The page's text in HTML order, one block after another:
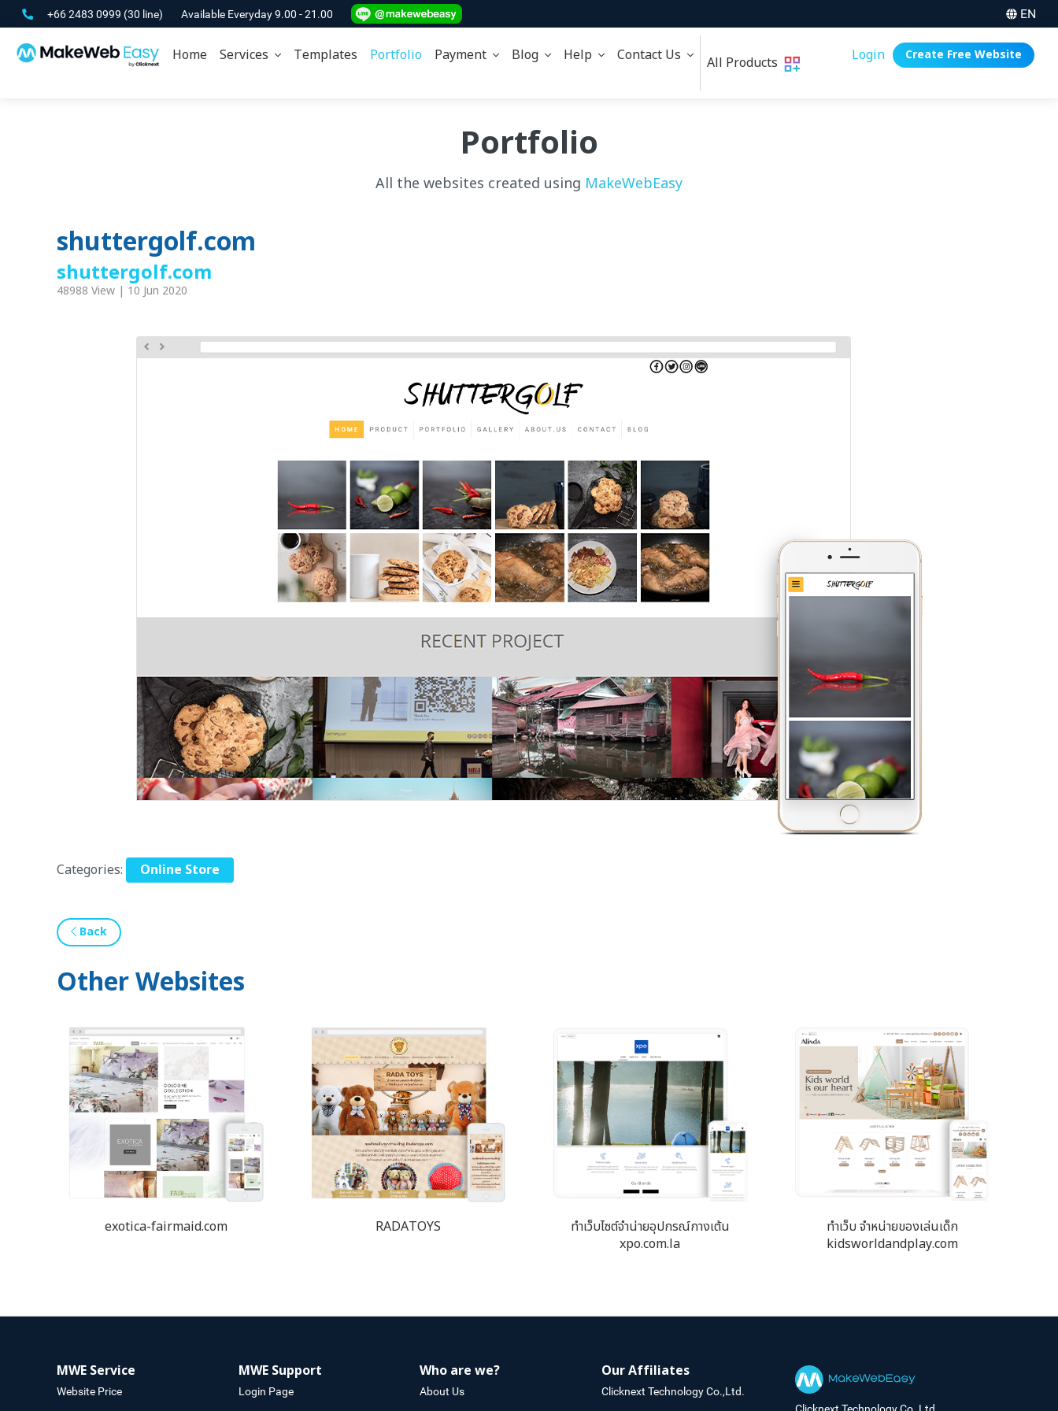
+66 2483 0999 (30 line) Available Everyday 9.00 - 21.00 EN
Home Services Templates Portfolio Payment Blog Help Contact Us All Products Login Create Free Website
Portfolio
All the websites created using MakeWebEasy
shuttergolf.com
shuttergolf.com
48988 View | 10 Jun 2020
Categories: Online Store
Back
Other Websites
exotica-fairmaid.com RADATOYS
ทำเว็บไซต์จำน่ายอุปกรณ์กางเต้น
xpo.com.la
ทำเว็บ จำหน่ายของเล่นเด็ก
kidsworldandplay.com
MWE Service
Website Price
MWE Support
Login Page
Who are we?
About Us
Our Affiliates
Clicknext Technology Co.,Ltd.
Clicknext Technology Co.,Ltd.